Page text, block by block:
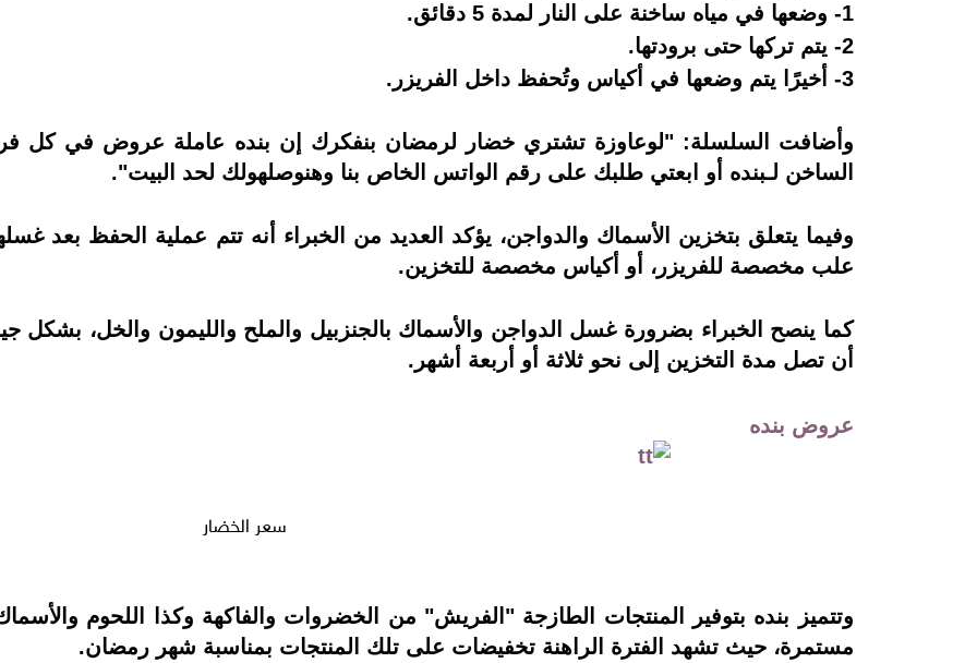
1- وضعها في مياه ساخنة على النار لمدة 5 دقائق.
2- يتم تركها حتى برودتها.
3- أخيرًا يتم وضعها في أكياس وتُحفظ داخل الفريزر.
وأضافت السلسلة: "لوعاوزة تشتري خضار لرمضان بنفكرك إن بنده عاملة عروض في كل
الساخن لـبنده أو ابعتي طلبك على رقم الواتس الخاص بنا وهنوصلهولك لحد البيت".
وفيما يتعلق بتخزين الأسماك والدواجن، يؤكد العديد من الخبراء أنه تتم عملية الحفظ بعد
علب مخصصة للفريزر، أو أكياس مخصصة للتخزين.
كما ينصح الخبراء بضرورة غسل الدواجن والأسماك بالجنزبيل والملح والليمون والخل، بشكل
أن تصل مدة التخزين إلى نحو ثلاثة أو أربعة أشهر.
عروض بنده
سعر الخضار
وتتميز بنده بتوفير المنتجات الطازجة "الفريش" من الخضروات والفاكهة وكذا اللحوم
مستمرة، حيث تشهد الفترة الراهنة تخفيضات على تلك المنتجات بمناسبة شهر رمضان.